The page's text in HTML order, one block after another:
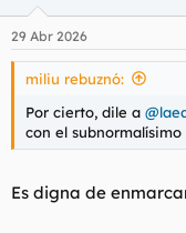
e
s
29 Abr 2026
miliu rebuznó:
Por cierto, dile a
con el subnormalísimo
Es digna de